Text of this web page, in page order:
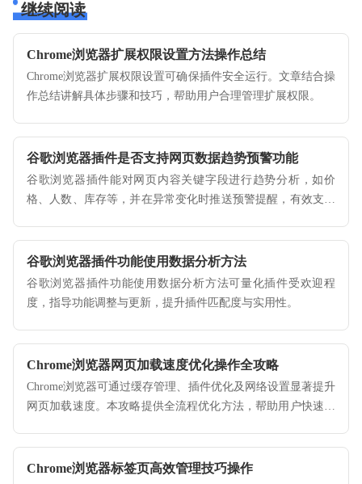
继续阅读
Chrome浏览器扩展权限设置方法操作总结
Chrome浏览器扩展权限设置可确保插件安全运行。文章结合操
作总结讲解具体步骤和技巧，帮助用户合理管理扩展权限。
谷歌浏览器插件是否支持网页数据趋势预警功能
谷歌浏览器插件能对网页内容关键字段进行趋势分析，如价
格、人数、库存等，并在异常变化时推送预警提醒，有效支持
谷歌浏览器插件功能使用数据分析方法
谷歌浏览器插件功能使用数据分析方法可量化插件受欢迎程
度，指导功能调整与更新，提升插件匹配度与实用性。
Chrome浏览器网页加载速度优化操作全攻略
Chrome浏览器可通过缓存管理、插件优化及网络设置显著提升
网页加载速度。本攻略提供全流程优化方法，帮助用户快速提
Chrome浏览器标签页高效管理技巧操作